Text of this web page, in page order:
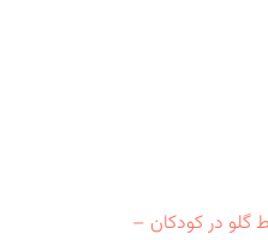
در کودکان –